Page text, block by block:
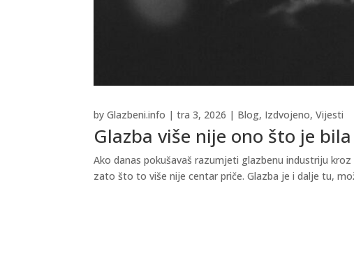
Glazba više nije ono što je
byGlazbeni.info |tra 3, 2026 | Blog, Izdvojeno,Vijesti
Ako danas pokušavaš razumjeti glazbenu industriju
zato što to više nije centar priče. Glazba je i dalje tu,